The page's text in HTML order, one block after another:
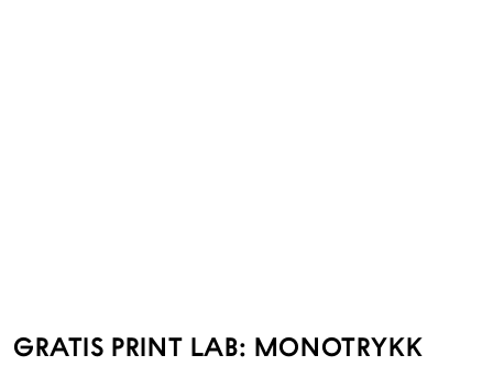
GRATIS PRINT LAB: MONOTRYKK